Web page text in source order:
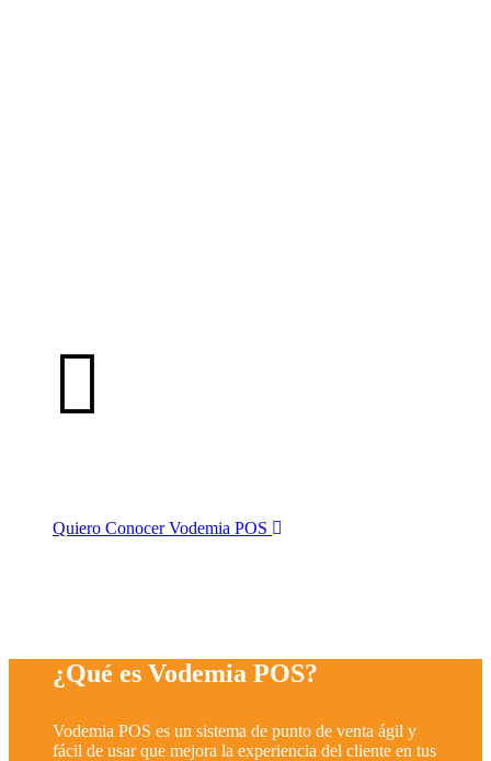
Quiero Conocer Vodemia POS
¿Qué es Vodemia POS?
Vodemia POS es un sistema de punto de venta ágil y
fácil de usar que mejora la experiencia del cliente en tus